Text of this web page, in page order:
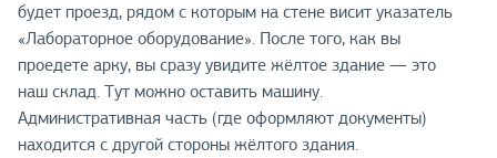
будет проезд, рядом с которым на стене висит указатель
«Лабораторное оборудование». После того, как вы
проедете арку, вы сразу увидите жёлтое здание — это
наш склад. Тут можно оставить машину.
Административная часть (где оформляют документы)
находится с другой стороны жёлтого здания.